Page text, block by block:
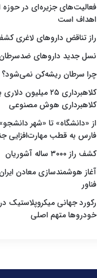
فعالیت‌های جزیره‌ای در حوزه
اهداف است
راز تناقض داروهای لاغری
نسل جدید داروهای ضدسرطان
چرا سرطان ریشه‌کن نمی‌شود؟
کلاهبرداری ۲۵
کلاهبرداری هوش مصنوعی
از «دانشگاه» تا «شهر
فارس به قطب مهارت‌افزایی
کشف راز ۳۰۰۰ ساله آشوریان
آغاز هوشمندسازی معادن
فناور
رکورد جهانی میکروپلاستیک
خودروها متهم اصلی